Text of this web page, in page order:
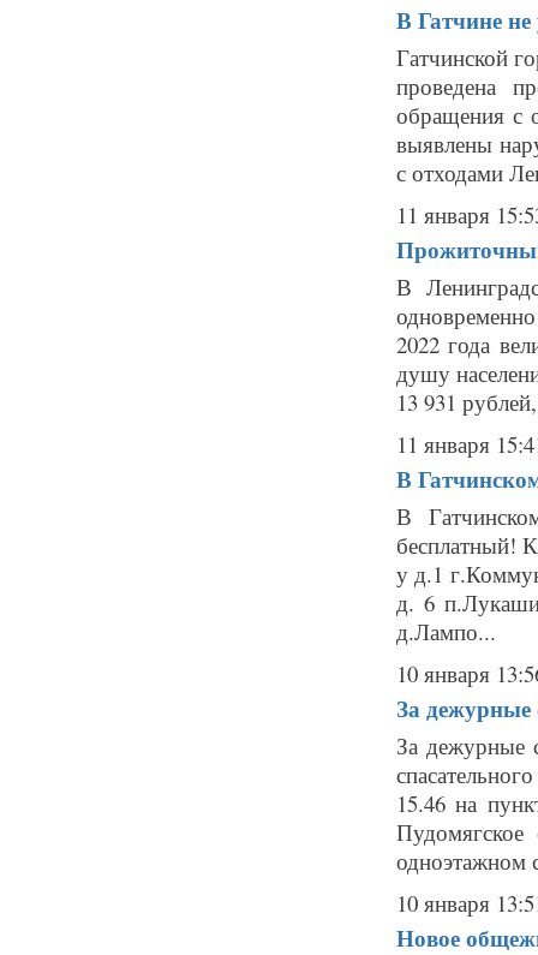
В Гатчине
Гатчинской
проведена
обращения с
выявлены
с отходами
11 января
В
2022 года
душу
13 931
11 января
В
В
бесплатный!
у д.1
д. 6
д.Лампо...
10 января
За дежурные
За дежурные
15.46 на
одноэтажном
10 января
Новое